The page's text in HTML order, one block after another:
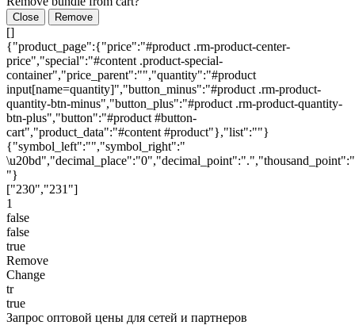
Close Remove
[]
{"product_page":{"price":"#product .rm-product-center-
price","special":"#content .product-special-
container","price_parent":"","quantity":"#product
input[name=quantity]","button_minus":"#product .rm-product-
quantity-btn-minus","button_plus":"#product .rm-product-quantity-
btn-plus","button":"#product #button-
cart","product_data":"#content #product"},"list":""}
{"symbol_left":"","symbol_right":"
\u20bd","decimal_place":"0","decimal_point":".","thousand_point":"
"}
["230","231"]
1
false
false
true
Remove
Change
tr
true
Запрос оптовой цены для сетей и партнеров